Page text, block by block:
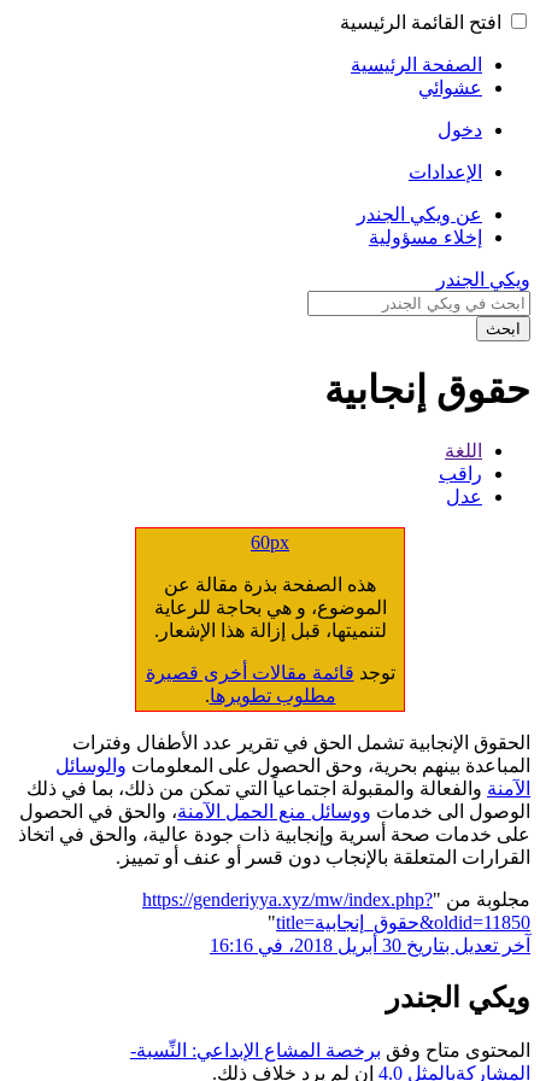
افتح القائمة الرئيسية
الصفحة الرئيسية
عشوائي
دخول
الإعدادات
عن ويكي الجندر
إخلاء مسؤولية
ويكي الجندر
ابحث
حقوق إنجابية
اللغة
راقب
عدل
60px
هذه الصفحة بذرة مقالة عن
الموضوع، و هي بحاجة للرعاية
لتنميتها، قبل إزالة هذا الإشعار.
توجد قائمة مقالات أخرى قصيرة
مطلوب تطويرها.
الحقوق الإنجابية تشمل الحق في تقرير عدد الأطفال وفترات
المباعدة بينهم بحرية، وحق الحصول على المعلومات والوسائل
الآمنة والفعالة والمقبولة اجتماعياً التي تمكن من ذلك، بما في ذلك
الوصول الى خدمات ووسائل منع الحمل الآمنة، والحق في الحصول
على خدمات صحة أسرية وإنجابية ذات جودة عالية، والحق في اتخاذ
القرارات المتعلقة بالإنجاب دون قسر أو عنف أو تمييز.
مجلوبة من "https://genderiyya.xyz/mw/index.php?
title=حقوق_إنجابية&oldid=11850
"
آخر تعديل بتاريخ 30 أبريل 2018، في 16:16
ويكي الجندر
المحتوى متاح وفق برخصة المشاع الإبداعي: النِّسبة-
المشاركةبالمثل 4.0
إن لم يرد خلاف ذلك.